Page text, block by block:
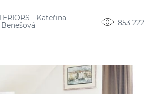
- Kateřina
Benešová
853 222